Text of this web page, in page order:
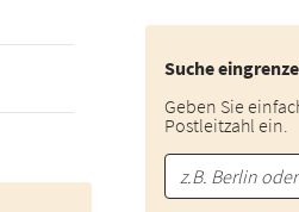
Suche
Geben Sie
Postleitzahl ein.